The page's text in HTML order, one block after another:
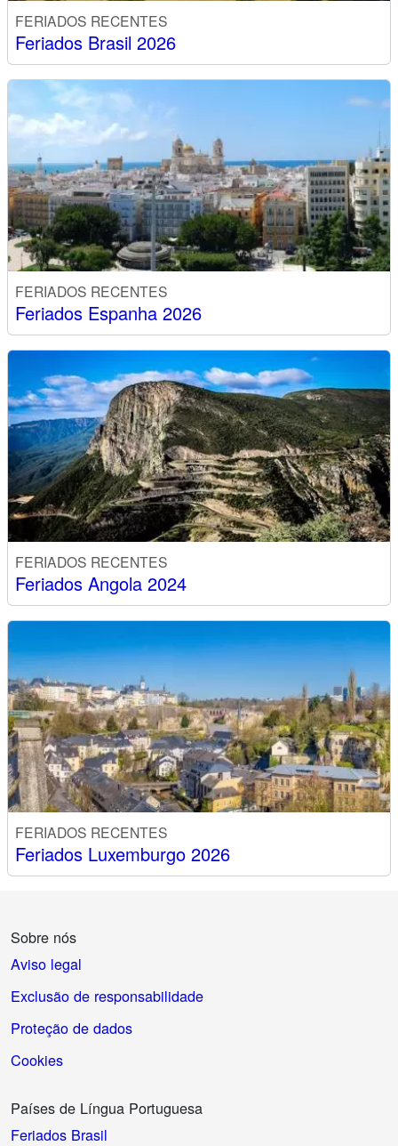
FERIADOS RECENTES
Feriados Brasil 2026
FERIADOS RECENTES
Feriados Espanha 2026
FERIADOS RECENTES
Feriados Angola 2024
FERIADOS RECENTES
Feriados Luxemburgo 2026
Sobre nós
Aviso legal
Exclusão de responsabilidade
Proteção de dados
Cookies
Países de Língua Portuguesa
Feriados Brasil